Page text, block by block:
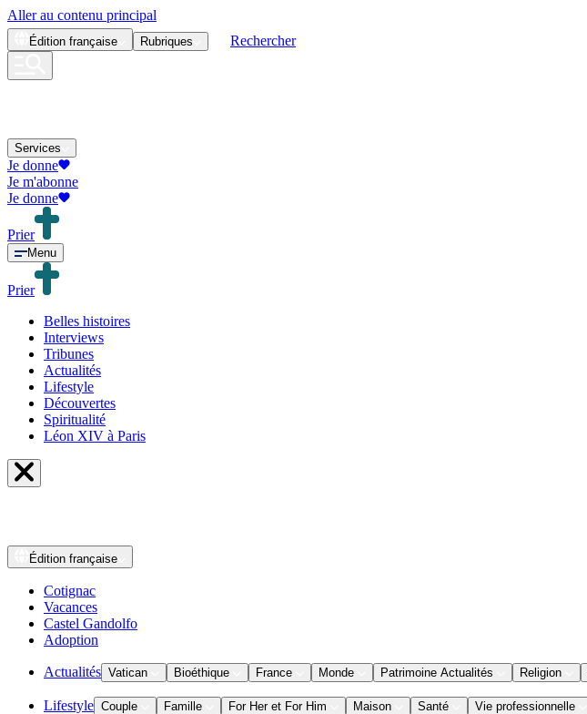
Aller au contenu principal
Édition française Rubriques Rechercher
Services
Je donne
Je m'abonne
Je donne
Prier
Menu
Prier
Belles histoires
Interviews
Tribunes
Actualités
Lifestyle
Découvertes
Spiritualité
Léon XIV à Paris
Édition française
Cotignac
Vacances
Castel Gandolfo
Adoption
Actualités Vatican Bioéthique France Monde Patrimoine Actualités Religion
Lifestyle Couple Famille For Her et For Him Maison Santé Vie professionnelle